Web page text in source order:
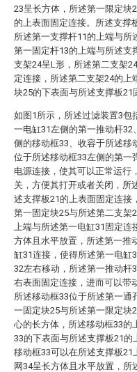
23呈长方体，所述第一限定块
的上表面固定连接。所述支撑
所述第一支撑杆11的上端与所
第一固定杆13的上端与所述支
支架24呈L形，所述第二支架
定连接，所述第二支架24的上
块25的下表面与所述支撑板21
如图1所示，所述过滤装置3包
一电缸31左侧的第一推动杆
侧的移动框33、收容于所述移
位于所述移动框33左侧的第一
电源连接，使其可以正常运行
关，方便其打开或者关闭，所
述支撑板21的上表面固定连接
第一固定块25与所述第二支架
上端与所述第一电缸31固定连
方体且水平放置，所述第一推
缸31连接，使得所述第一电缸
32左右移动，所述第一推动杆
右表面固定连接，进而可以带
所述移动框33位于所述第一通
一固定块25与所述第一限定块
心的长方体，所述移动框33的
33的下表面与所述支撑板21的
移动框33可以在所述支撑板
网34呈长方体且水平放置，所